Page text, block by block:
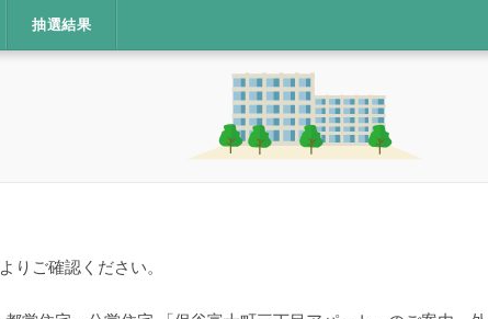
抽選結果
りご確認ください。